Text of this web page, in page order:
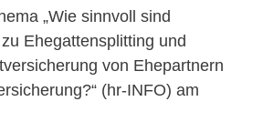
„Wie sinnvoll sind
Ehegattensplitting und
von Ehepartnern
(hr-INFO) am